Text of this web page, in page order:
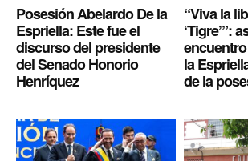
Posesión Abelardo De la
Espriella: Este fue el
discurso del presidente
del Senado Honorio
Henríquez
“Viva la
‘Tigre’”:
la
de la